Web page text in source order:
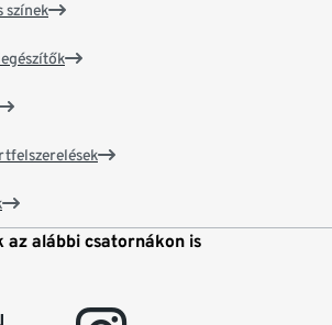
színek
az alábbi csatornákon is